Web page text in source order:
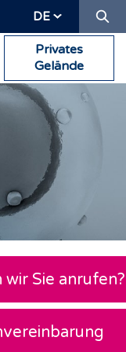
DE
Privates
Gelände
wir Sie anrufen?